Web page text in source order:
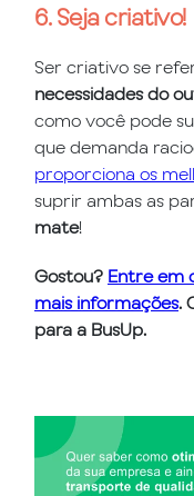
6. Seja criativo!
Ser criativo se
necessidades do
como você pode
que demanda
proporciona os
suprir ambas as
mate!
Gostou? Entre em
mais informações.
para a BusUp.